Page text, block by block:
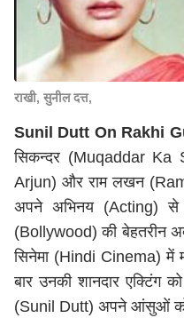
राखी, सुनील दत्त,
Sunil Dutt On Rakhi
सिकन्दर (Muqaddar Ka
Arjun) और राम लखन
अपने अभिनय (Acting) से
(Bollywood) की बेहतरीन
सिनेमा (Hindi Cinema) में
बार उनकी शानदार एक्टिंग
(Sunil Dutt) अपने आंसुओं को